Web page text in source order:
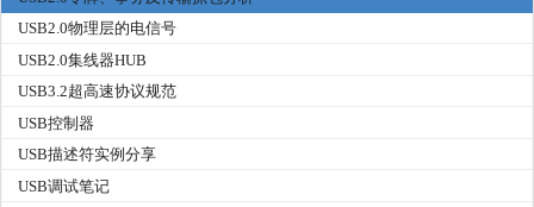
USB2.0物理层的电信号
USB2.0集线器HUB
USB3.2超高速协议规范
USB控制器
USB描述符实例分享
USB调试笔记